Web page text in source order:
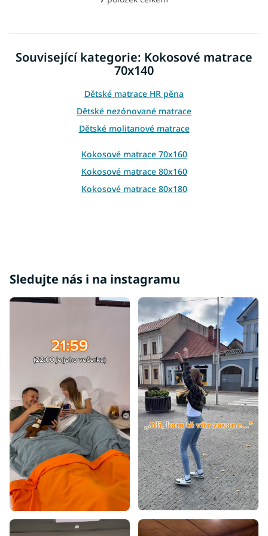
O
á
a
c
p
r
v
k
v
ý
p
i
s
Související kategorie: Kokosové matrace
70x140
Dětské matrace HR pěna
Dětské nezónované matrace
Dětské molitanové matrace
Kokosové matrace 70x160
Kokosové matrace 80x160
Kokosové matrace 80x180
Sledujte nás i na instagramu